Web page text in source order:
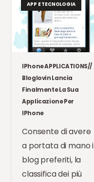
APP E TECNOLOGIA
IPhone APPLICATIONS//
Bloglovin Lancia
Finalmente La Sua
Applicazione Per
IPhone
Consente di avere
a portata di mano i
blog preferiti, la
classifica dei più